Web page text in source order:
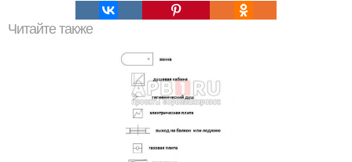
Читайте также